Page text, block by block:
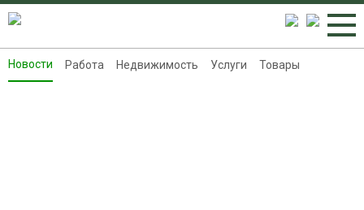
Новости
Новости Работа Недвижимость Услуги Товары